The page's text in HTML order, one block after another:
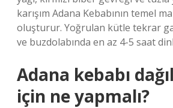
karışım Adana Kebabının temel
oluşturur. Yoğrulan kütle tekrar
ve buzdolabında en az 4-5 saat
Adana kebabı
için ne yapmalı?